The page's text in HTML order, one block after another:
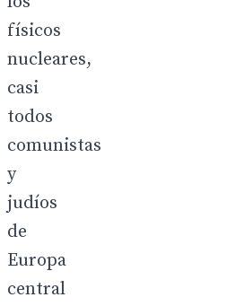
físicos
nucleares,
casi
todos
comunistas
y
judíos
de
Europa
central